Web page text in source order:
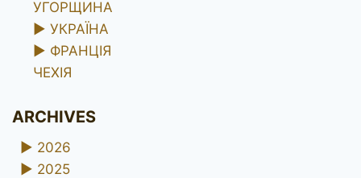
УГОРЩИНА
► УКРАЇНА
► ФРАНЦІЯ
ЧЕХІЯ
ARCHIVES
► 2026
► 2025